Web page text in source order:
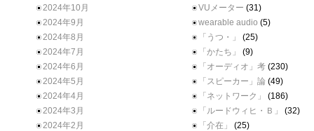
2024年10月
2024年9月
2024年8月
2024年7月
2024年6月
2024年5月
2024年4月
2024年3月
2024年2月
VUメーター (31)
wearable audio (5)
「うつ・」
(25)
「かたち」
(9)
「オーディオ」考 (230)
「スピーカー」論 (49)
「ネットワーク」
(186)
「ルードウィヒ・Ｂ」
(32)
「介在」
(25)